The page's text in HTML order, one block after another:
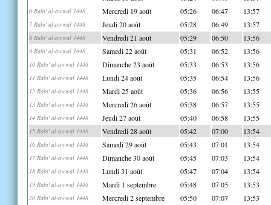
6 Rabi' al-awwal 1448 Mercredi 19 août 05:26 06:47 13:57
7 Rabi' al-awwal 1448 Jeudi 20 août 05:28 06:49 13:57
8 Rabi' al-awwal 1448 Vendredi 21 août 05:29 06:50 13:56
9 Rabi' al-awwal 1448 Samedi 22 août 05:31 06:52 13:56
10 Rabi' al-awwal 1448 Dimanche 23 août 05:33 06:53 13:56
11 Rabi' al-awwal 1448 Lundi 24 août 05:35 06:54 13:56
12 Rabi' al-awwal 1448 Mardi 25 août 05:36 06:56 13:55
13 Rabi' al-awwal 1448 Mercredi 26 août 05:38 06:57 13:55
14 Rabi' al-awwal 1448 Jeudi 27 août 05:40 06:58 13:55
15 Rabi' al-awwal 1448 Vendredi 28 août 05:42 07:00 13:54
16 Rabi' al-awwal 1448 Samedi 29 août 05:43 07:01 13:54
17 Rabi' al-awwal 1448 Dimanche 30 août 05:45 07:03 13:54
18 Rabi' al-awwal 1448 Lundi 31 août 05:47 07:04 13:54
19 Rabi' al-awwal 1448 Mardi 1 septembre 05:48 07:05 13:53
20 Rabi' al-awwal 1448 Mercredi 2 septembre 05:50 07:07 13:53